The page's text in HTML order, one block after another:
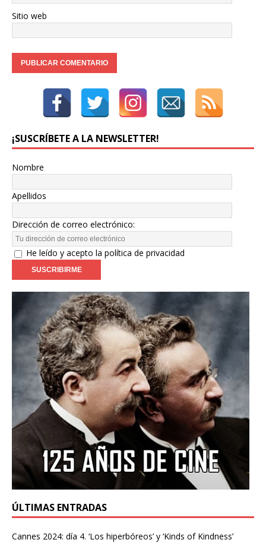
Sitio web
¡SUSCRÍBETE A LA NEWSLETTER!
Nombre
Apellidos
Dirección de correo electrónico:
He leído y acepto la política de privacidad
ÚLTIMAS ENTRADAS
Cannes 2024: día 4. ‘Los hiperbóreos’ y ‘Kinds of Kindness’